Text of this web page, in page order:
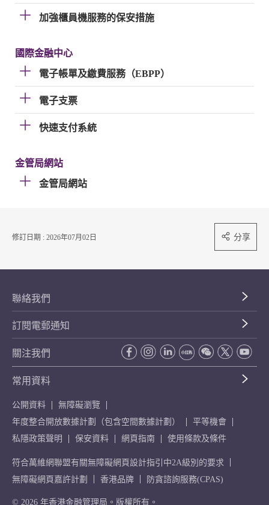
加強櫃員機服務的保安措施
國際金融中心
電子帳單及繳費服務（EBPP）
電子支票
快速支付系統
金管局網站
金管局網站
修訂日期 : 2026年07月02日 分享
聯絡我們
訂閱電郵通知
關注我們
常用資料
公開資料
無障礙瀏覽
年度整合開放數據計劃（包含空間數據計劃）
平等機會
私隱政策聲明
保安資料 網頁指南 使用條款及條件
符合萬維網聯盟有關無障礙網頁設計指引中2A級別的要求
無障礙網頁嘉許計劃
香港品牌 防貪諮詢服務(CPAS)
© 2026 年香港金融管理局。版權所有。